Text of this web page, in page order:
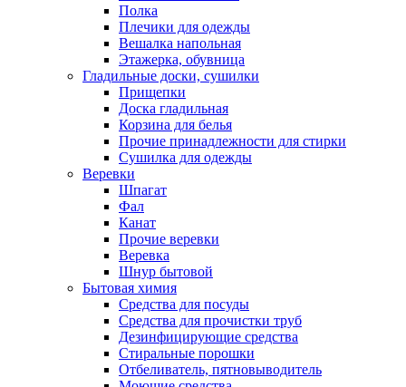
Полка
Плечики для одежды
Вешалка напольная
Этажерка, обувница
Гладильные доски, сушилки
Прищепки
Доска гладильная
Корзина для белья
Прочие принадлежности для стирки
Сушилка для одежды
Веревки
Шпагат
Фал
Канат
Прочие веревки
Веревка
Шнур бытовой
Бытовая химия
Средства для посуды
Средства для прочистки труб
Дезинфицирующие средства
Стиральные порошки
Отбеливатель, пятновыводитель